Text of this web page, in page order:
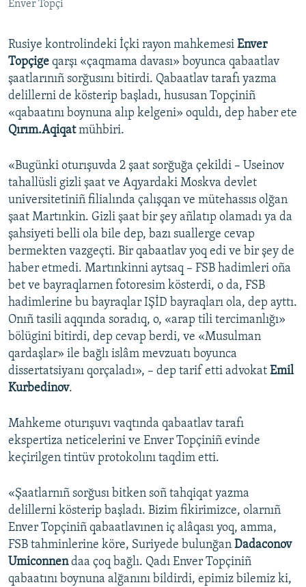
RFE/RS bütün saytları
Enver Topçi
Rusiye kontrolindeki İçki rayon mahkemesi Enver
Topçige qarşı «çaqmama davası» boyunca qabaatlav
şaatlarınıñ sorğusını bitirdi. Qabaatlav tarafı yazma
delillerni de kösterip başladı, hususan Topçiniñ
«qabaatını boynuna alıp kelgeni» oquldı, dep haber ete
Qırım.Aqiqatmühbiri.
«Bugünki oturışuvda 2 şaat sorğuğa çekildi – Useinov
tahallüsli gizli şaat ve Aqyardaki Moskva devlet
universitetiniñ filialında çalışqan ve mütehassıs olğan
şaat Martınkin. Gizli şaat bir şey añlatıp olamadı ya da
şahsiyeti belli ola bile dep, bazı suallerge cevap
bermekten vazgeçti. Bir qabaatlav yoq edi ve bir şey de
haber etmedi. Martınkinni aytsaq – FSB hadimleri oña
bet ve bayraqlarnen fotoresim kösterdi, o da, FSB
hadimlerine bu bayraqlar IŞİD bayraqları ola, dep ayttı.
Onıñ tasili aqqında soradıq, o, «arap tili tercimanlığı»
bölügini bitirdi, dep cevap berdi, ve «Musulman
qardaşlar» ile bağlı islâm mevzuatı boyunca
dissertatsiyanı qorçaladı», – dep tarif etti advokat Emil
Kurbedinov.
Mahkeme oturışuvı vaqtında qabaatlav tarafı
ekspertiza neticelerini ve Enver Topçiniñ evinde
keçirilgen tintüv protokolını taqdim etti.
«Şaatlarnıñ sorğusı bitken soñ tahqiqat yazma
delillerni kösterip başladı. Bizim fikirimizce, olarnıñ
Enver Topçiniñ qabaatlavınen iç alâqası yoq, amma,
FSB tahminlerine köre, Suriyede bulunğan Dadaconov
Umiconnendaa çoq bağlı. Qadı Enver Topçiniñ
qabaatını boynuna alğanını bildirdi, epimiz bilemiz ki,